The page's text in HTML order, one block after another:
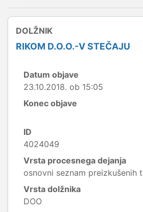
DOLŽNIK
RIKOM D.O.O.-V STEČAJU
Datum objave
23.10.2018. ob 15:05
Konec objave
ID
4024049
Vrsta procesnega dejanja
osnovni seznam preizkušenih
Vrsta dolžnika
DOO